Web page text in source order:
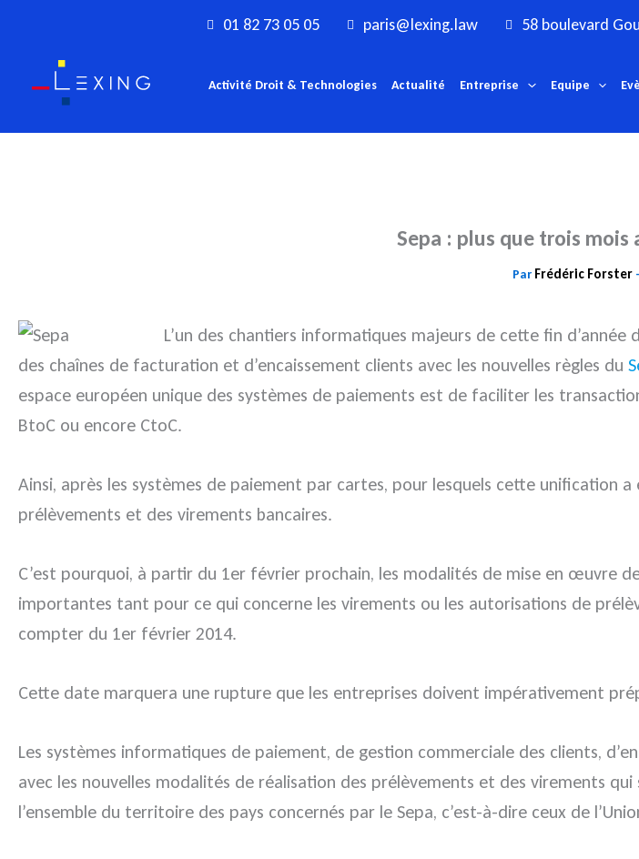
contenu
01 82 73 05 05 paris@lexing.law 58 boulevard
Activité Droit & Technologies Actualité Entreprise Equipe
Sepa : plus que trois mois
Par Frédéric Forster -
L’un des chantiers informatiques majeurs de cette fin
des chaînes de facturation et d’encaissement clients avec les nouvelles règles du
espace européen unique des systèmes de paiements est de faciliter les
BtoC ou encore CtoC.
Ainsi, après les systèmes de paiement par cartes, pour lesquels cette unification
prélèvements et des virements bancaires.
C’est pourquoi, à partir du 1er février prochain, les modalités de mise en œuvre
importantes tant pour ce qui concerne les virements ou les autorisations de
compter du 1er février 2014.
Cette date marquera une rupture que les entreprises doivent impérativement
Les systèmes informatiques de paiement, de gestion commerciale des clients,
avec les nouvelles modalités de réalisation des prélèvements et des virements
l’ensemble du territoire des pays concernés par le Sepa, c’est-à-dire ceux de